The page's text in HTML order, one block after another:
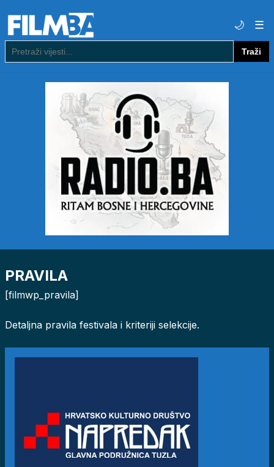
Pretraga
Traži
🌙 ☰
PRAVILA
[filmwp_pravila]
Detaljna pravila festivala i kriteriji selekcije.